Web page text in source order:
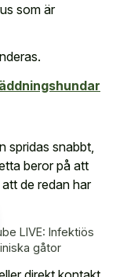
som är
spridas snabbt,
beror på att
de redan har
LIVE: Infektiös
gåtor